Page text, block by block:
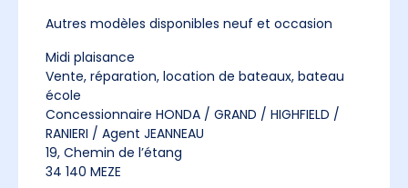
Autres modèles disponibles neuf et occasion
Midi plaisance
Vente, réparation, location de bateaux, bateau
école
Concessionnaire HONDA / GRAND / HIGHFIELD /
RANIERI / Agent JEANNEAU
19, Chemin de l’étang
34 140 MEZE